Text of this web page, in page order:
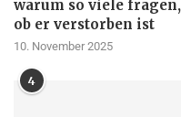
warum so viele fragen,
ob er verstorben ist
10. November 2025
4